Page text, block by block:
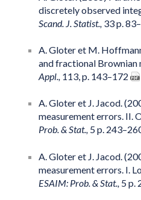
discretely observed
Scand. J. Statist., 33 p.
A. Gloter et M.
and fractional Brownian
Appl., 113, p. 143–172
A. Gloter et J. Jacod.
measurement errors. II.
Prob. & Stat., 5 p.
A. Gloter et J. Jacod.
measurement errors. I.
ESAIM: Prob. & Stat., 5 p.